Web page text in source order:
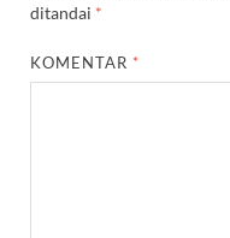
ditandai *
KOMENTAR *